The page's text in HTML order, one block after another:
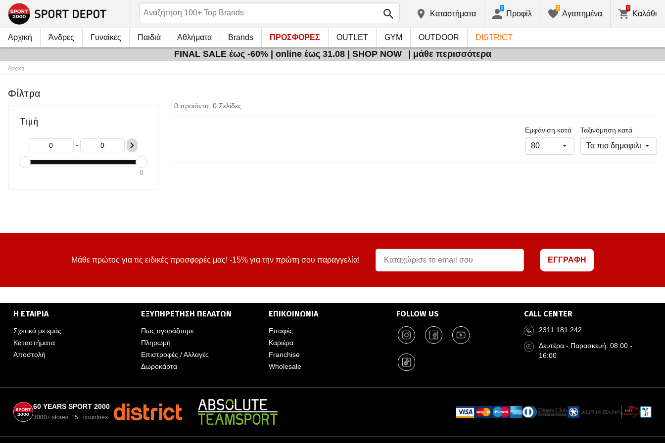
Kαταστήματα Προφίλ
0
Αγαπημένα
0
Καλάθι
0
Αρχική Άνδρες Γυναίκες Παιδιά Αθλήματα Brands ΠΡΟΣΦΟΡΕΣ OUTLET GYM OUTDOOR DISTRICT
FINAL SALE έως -60% | online έως 31.08 | SHOP NOW | μάθε περισσότερα
Αρχική
Φίλτρα
Τιμή
-
0
0 προϊόντα, 0 Σελίδες
Εμφάνιση κατά Ταξινόμηση κατά
Μάθε πρώτος για τις ειδικές προσφορές μας! -15% για την πρώτη σου παραγγελία! ΕΓΓΡΑΦΗ
Η ΕΤΑΙΡΙΑ
Σχετικά με εμάς
Καταστήματα
Αποστολή
ΕΞΥΠΗΡΕΤΗΣΗ ΠΕΛΑΤΩΝ
Πως αγοράζουμε
Πληρωμή
Επιστροφές / Αλλαγές
Δωροκάρτα
ΕΠΙΚΟΙΝΩΝΙΑ
Επαφές
Καριέρα
Franchise
Wholesale
FOLLOW US CALL CENTER
2311 181 242
Δευτέρα - Παρασκευή: 08:00 -
16:00
60 YEARS SPORT 2000
3000+ stores, 15+ countries